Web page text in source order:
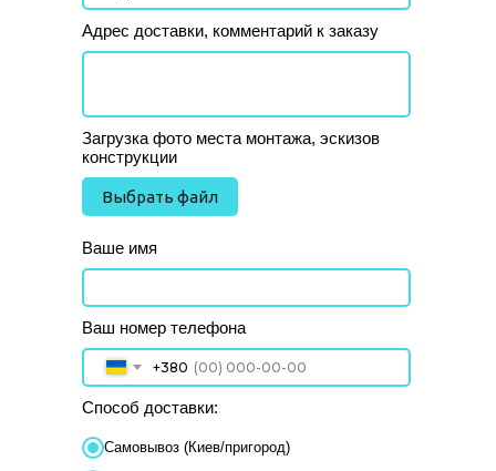
Адрес доставки, комментарий к заказу
Загрузка фото места монтажа, эскизов
конструкции
Выбрать файл
Ваше имя
Ваш номер телефона
+380
Способ доставки:
Самовывоз (Киев/пригород)